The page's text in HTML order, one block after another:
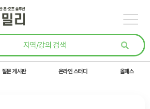
질문 게시판 온라인 스터디 올패스